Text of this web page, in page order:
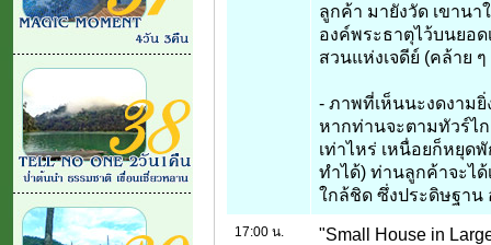
ลูกค้า มายังวัด เขานา
องค์พระธาตุไว้บนยอด
สวนแห่งเจดีย์ (คล้าย
- ภาพที่เห็นนะงดงามยิ่
หากท่านจะตามทัวร์ไ
เท่าไหร่ เหนื่อยก็หยุด
ทำได้) ท่านลูกค้าจะไ
ใกล้ชิด ซึ่งประดิษฐาน
17:00 น.
"Small House in